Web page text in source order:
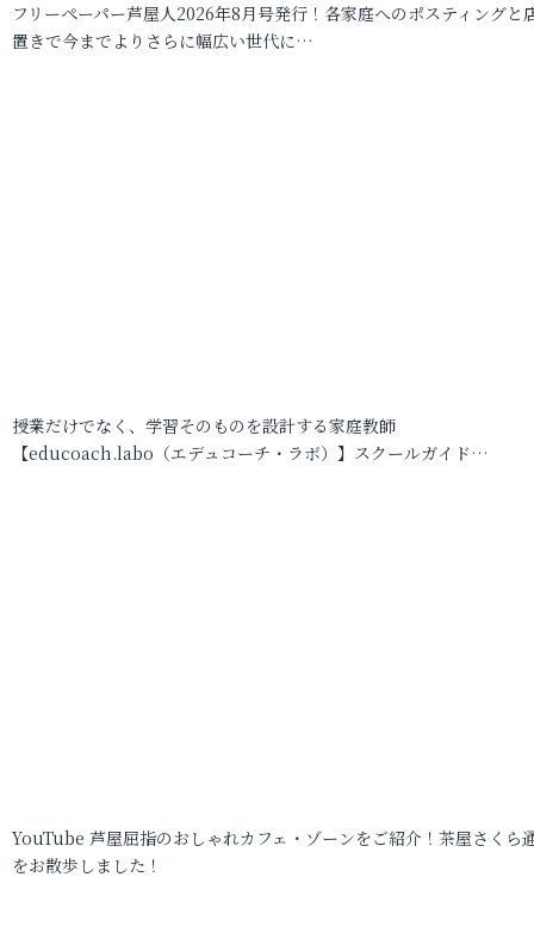
フリーペーパー芦屋人2026年8月号発行！各家庭へのポスティングと
置きで今までよりさらに幅広い世代に…
授業だけでなく、学習そのものを設計する家庭教師
【educoach.labo（エデュコーチ・ラボ）】スクールガイド…
YouTube 芦屋屈指のおしゃれカフェ・ゾーンをご紹介！茶屋さくら
をお散歩しました！